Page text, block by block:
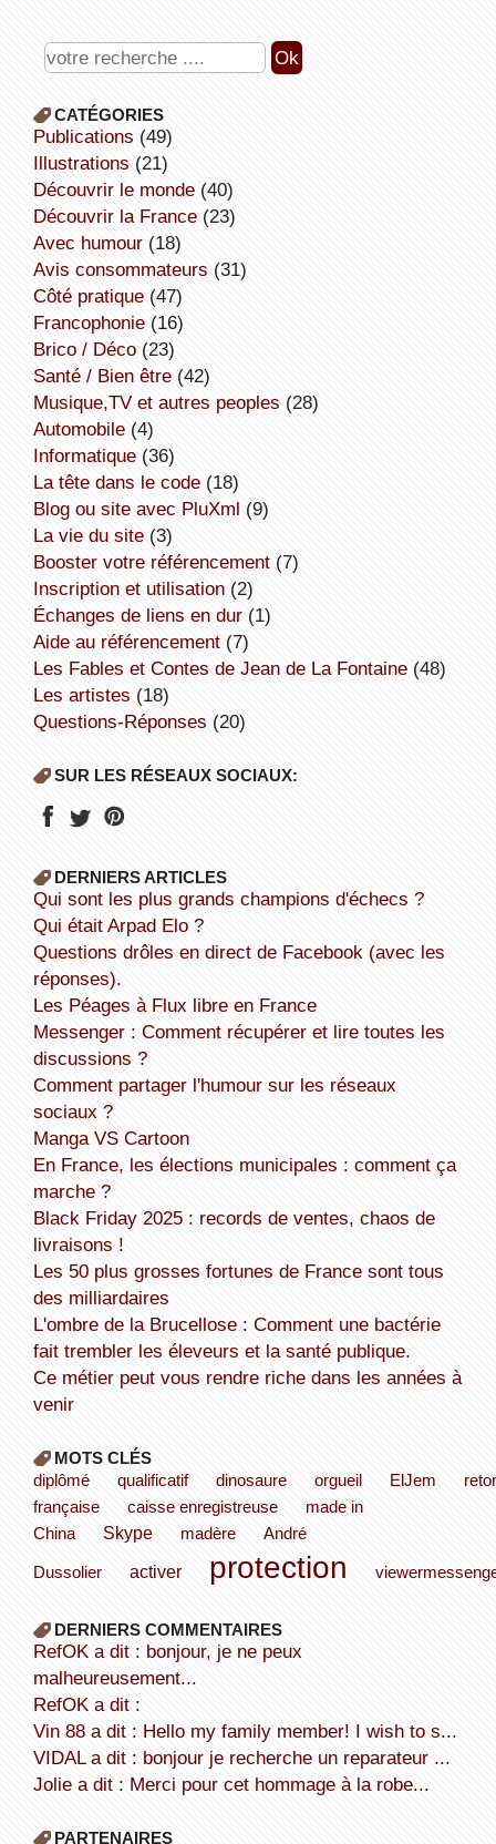
CATÉGORIES
publications (49)
illustrations (21)
découvrir le monde(40)
découvrir la France(23)
avec humour(18)
avis consommateurs (31)
côté pratique(47)
Francophonie(16)
Brico / Déco(23)
Santé / Bien être(42)
Musique,TV et autres peoples (28)
Automobile(4)
informatique(36)
la tête dans le code(18)
Blog ou site avec PluXml (9)
la vie du site(3)
booster votre référencement(7)
inscription et utilisation(2)
échanges de liens en dur(1)
aide au référencement(7)
Les Fables et Contes de Jean de La Fontaine(48)
Les artistes (18)
Questions-Réponses (20)
SUR LES RÉSEAUX SOCIAUX:
DERNIERS ARTICLES
Qui sont les plus grands champions d'échecs ?
Qui était Arpad Elo ?
Questions drôles en direct de Facebook (avec les
réponses).
Les Péages à Flux libre en France
Messenger : Comment récupérer et lire toutes les
discussions ?
Comment partager l'humour sur les réseaux
sociaux ?
Manga VS Cartoon
En France, les élections municipales : comment ça
marche ?
Black Friday 2025 : records de ventes, chaos de
livraisons !
Les 50 plus grosses fortunes de France sont tous
des milliardaires
L'ombre de la Brucellose : Comment une bactérie
fait trembler les éleveurs et la santé publique.
Ce métier peut vous rendre riche dans les années à
venir
MOTS CLÉS
diplômé
qualificatif dinosaure orgueil ElJem
française
caisse enregistreuse
made in
China
Skype madère André
Dussolier activer protection
DERNIERS COMMENTAIRES
refOK a dit : bonjour, je ne peux
malheureusement...
refOK a dit :
Vin 88 a dit : Hello my family member! I wish to s...
VIDAL a dit : bonjour je recherche un reparateur ...
Jolie a dit : Merci pour cet hommage à la robe...
PARTENAIRES